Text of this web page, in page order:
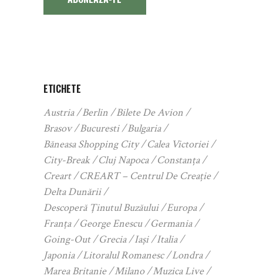
ETICHETE
Austria Berlin
Bilete De Avion
Brasov
Bucuresti
Bulgaria
Băneasa Shopping City
Calea Victoriei
City-Break
Cluj Napoca
Constanța
Creart
CREART – Centrul De Creație
Delta Dunării
Descoperă Ținutul Buzăului
Europa
Franța
George Enescu
Germania
Going-Out
Grecia Iași
Italia
Japonia
Litoralul Romanesc
Londra
Marea Britanie
Milano
Muzica Live